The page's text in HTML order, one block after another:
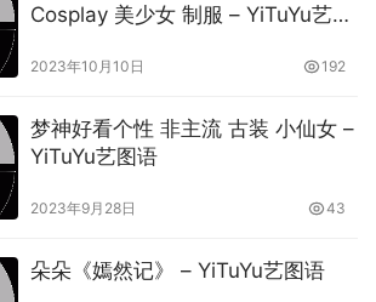
Cosplay 美少女 制服 – YiTuYu艺图
2023年10月10日 192
梦神好看个性 非主流 古装 小仙女 –
YiTuYu艺图语
2023年9月28日 43
朵朵《嫣然记》 – YiTuYu艺图语